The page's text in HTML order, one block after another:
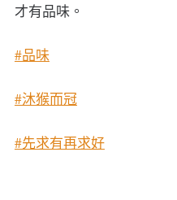
才有品味。
#品味
#沐猴而冠
#先求有再求好